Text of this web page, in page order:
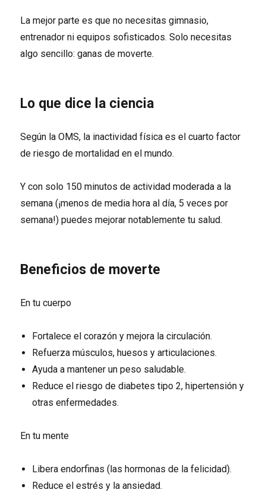
La mejor parte es que no necesitas gimnasio,
entrenador ni equipos sofisticados. Solo necesitas
algo sencillo: ganas de moverte.
Lo que dice la ciencia
Según la OMS, la inactividad física es el cuarto factor
de riesgo de mortalidad en el mundo.
Y con solo 150 minutos de actividad moderada a la
semana (¡menos de media hora al día, 5 veces por
semana!) puedes mejorar notablemente tu salud.
Beneficios de moverte
En tu cuerpo
Fortalece el corazón y mejora la circulación.
Refuerza músculos, huesos y articulaciones.
Ayuda a mantener un peso saludable.
Reduce el riesgo de diabetes tipo 2, hipertensión y
otras enfermedades.
En tu mente
Libera endorfinas (las hormonas de la felicidad).
Reduce el estrés y la ansiedad.